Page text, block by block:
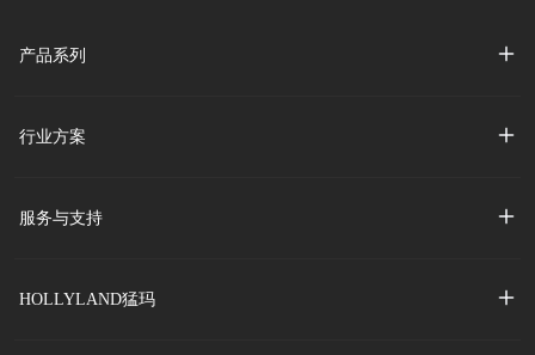
产品系列
行业方案
服务与支持
HOLLYLAND猛玛